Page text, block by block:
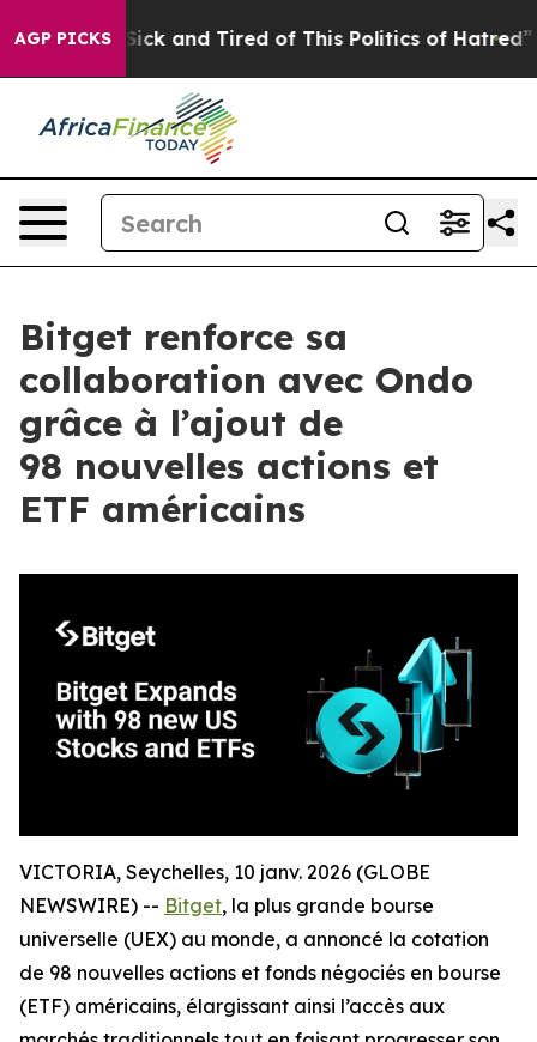
AGP PICKS
Are Sick and Tired of This Politics of Hatred” The
Bitget renforce sa
collaboration avec Ondo
grâce à l’ajout de
98 nouvelles actions et
ETF américains
VICTORIA, Seychelles, 10 janv. 2026 (GLOBE
NEWSWIRE) -- Bitget, la plus grande bourse
universelle (UEX) au monde, a annoncé la cotation
de 98 nouvelles actions et fonds négociés en bourse
(ETF) américains, élargissant ainsi l’accès aux